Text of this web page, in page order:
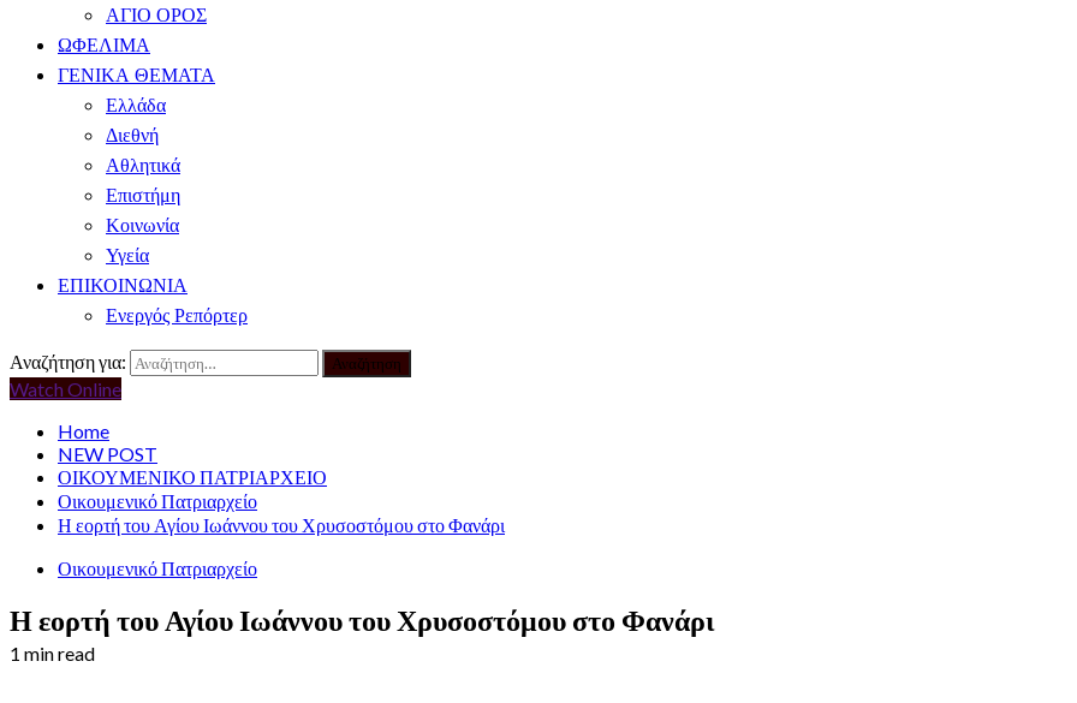
ΑΓΙΟ ΟΡΟΣ
ΩΦΕΛΙΜΑ
ΓΕΝΙΚΑ ΘΕΜΑΤΑ
Ελλάδα
Διεθνή
Αθλητικά
Επιστήμη
Κοινωνία
Υγεία
ΕΠΙΚΟΙΝΩΝΙΑ
Ενεργός Ρεπόρτερ
Αναζήτηση για:
Watch Online
Home
NEW POST
ΟΙΚΟΥΜΕΝΙΚΟ ΠΑΤΡΙΑΡΧΕΙΟ
Οικουμενικό Πατριαρχείο
Η εορτή του Αγίου Ιωάννου του Χρυσοστόμου στο Φανάρι
Οικουμενικό Πατριαρχείο
Η εορτή του Αγίου Ιωάννου του Χρυσοστόμου στο Φανάρι
1 min read